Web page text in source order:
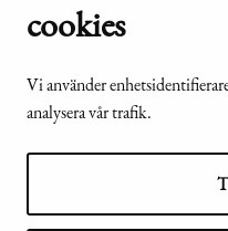
cookies
Vi använder
analysera vår trafik.
© Republikens
presidents kansli
2024